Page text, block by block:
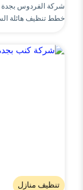
شركة الفردوس
خطط تنظيف هائلة
تنظيف منازل